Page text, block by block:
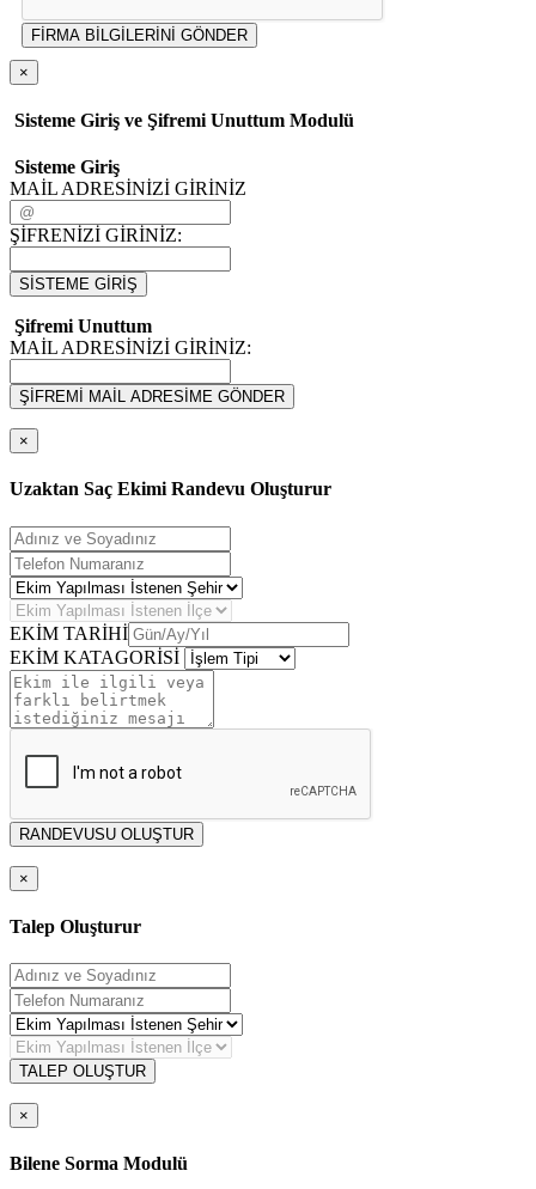
FİRMA BİLGİLERİNİ GÖNDER
×
Sisteme Giriş ve Şifremi Unuttum Modulü
Sisteme Giriş
MAİL ADRESİNİZİ GİRİNİZ
ŞİFRENİZİ GİRİNİZ:
SİSTEME GİRİŞ
Şifremi Unuttum
MAİL ADRESİNİZİ GİRİNİZ:
ŞİFREMİ MAİL ADRESİME GÖNDER
×
Uzaktan Saç Ekimi Randevu Oluşturur
EKİM TARİHİ
EKİM KATAGORİSİ
RANDEVUSU OLUŞTUR
×
Talep Oluşturur
TALEP OLUŞTUR
×
Bilene Sorma Modulü